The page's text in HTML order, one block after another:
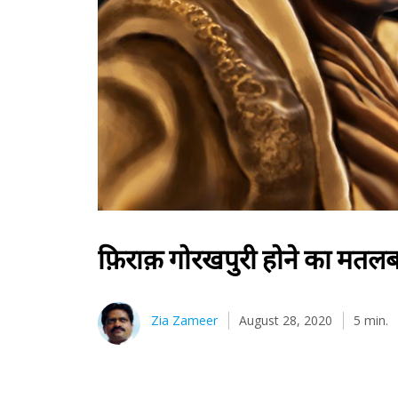
फ़िराक़ गोरखपुरी होने का
Zia Zameer August 28, 2020 5 min.